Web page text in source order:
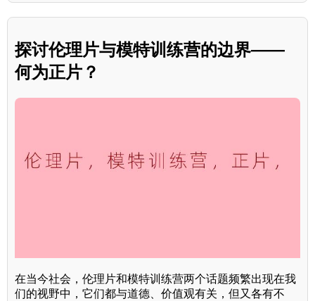
探讨伦理片与模特训练营的边界——
何为正片？
在当今社会，伦理片和模特训练营两个话题频繁出现在我
们的视野中，它们都与道德、价值观有关，但又各有不